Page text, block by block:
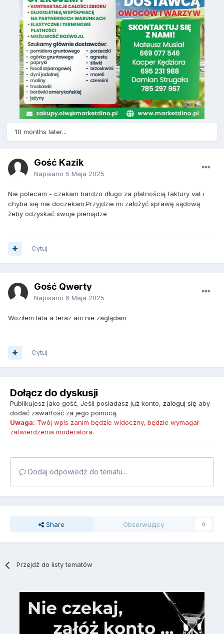
10 months later...
Gość Kazik
Napisano 5 Maja 2025
Nie polecam - czekam bardzo długo za płatnością faktury vat i
chyba się nie doczekam.Przyjdzie mi założyć sprawę sądową
żeby odzyskać swoje pieniądze
Cytuj
Gość Qwerty
Napisano 6 Maja 2025
Woziłem lata a teraz ani nie zaglądam
Cytuj
Dołącz do dyskusji
Publikujesz jako gość. Jeśli posiadasz już konto, zaloguj się aby
dodać zawartość za jego pomocą.
Uwaga: Twój wpis zanim będzie widoczny, będzie wymagał
zatwierdzenia moderatora.
Dodaj odpowiedź do tematu...
Share Obserwujący 0
Przejdź do listy tematów